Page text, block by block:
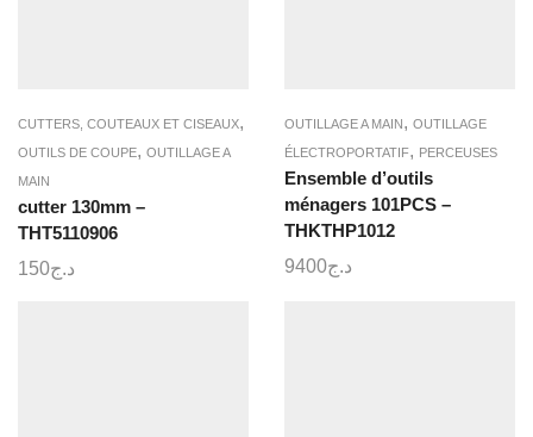
CUTTERS, COUTEAUX ET CISEAUX,
OUTILS DE COUPE, OUTILLAGE A
MAIN
cutter 130mm –
THT5110906
د.ج150
OUTILLAGE A MAIN, OUTILLAGE
ÉLECTROPORTATIF, PERCEUSES
Ensemble d’outils
ménagers 101PCS –
THKTHP1012
د.ج9400